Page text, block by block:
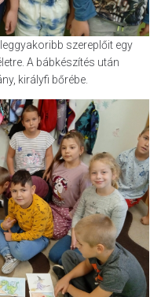
szereplőit egy
A bábkészítés után
királyfi bőrébe.